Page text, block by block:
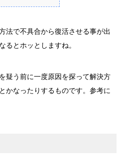
法で不具合から復活させる事が出
るとホッとしますね。
疑う前に一度原因を探って解決方
かなったりするものです。参考に